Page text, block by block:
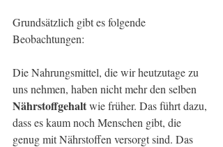
Grundsätzlich gibt es folgende
Beobachtungen:
Die Nahrungsmittel, die wir heutzutage zu
uns nehmen, haben nicht mehr den selben
Nährstoffgehalt wie früher. Das führt dazu,
dass es kaum noch Menschen gibt, die
genug mit Nährstoffen versorgt sind. Das